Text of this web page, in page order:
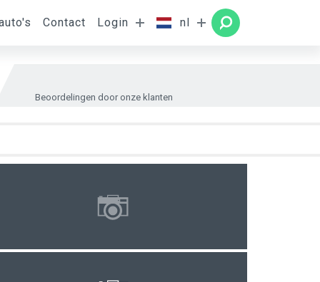
Contact Login nl
Beoordelingen door onze klanten